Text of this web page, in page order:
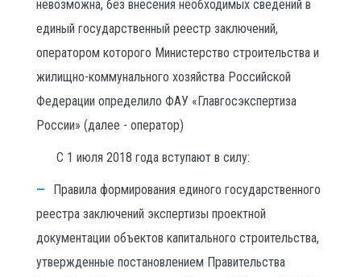
невозможна, без внесения необходимых сведений в
единый государственный реестр заключений,
оператором которого Министерство строительства и
жилищно-коммунального хозяйства Российской
Федерации определило ФАУ «Главгосэкспертиза
России» (далее - оператор)
С 1 июля 2018 года вступают в силу:
Правила формирования единого государственного
реестра заключений экспертизы проектной
документации объектов капитального строительства,
утвержденные постановлением Правительства